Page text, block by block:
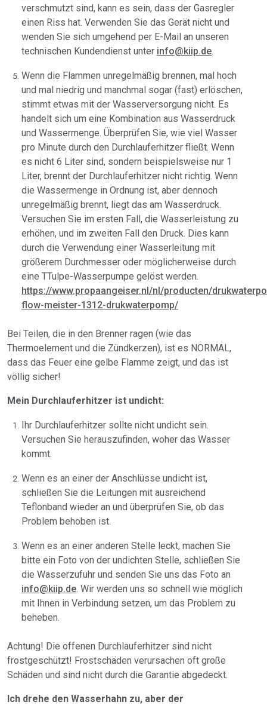
verschmutzt sind, kann es sein, dass der Gasregler
einen Riss hat. Verwenden Sie das Gerät nicht und
wenden Sie sich umgehend per E-Mail an unseren
technischen Kundendienst unter info@kiip.de.
Wenn die Flammen unregelmäßig brennen, mal hoch
und mal niedrig und manchmal sogar (fast) erlöschen,
stimmt etwas mit der Wasserversorgung nicht. Es
handelt sich um eine Kombination aus Wasserdruck
und Wassermenge. Überprüfen Sie, wie viel Wasser
pro Minute durch den Durchlauferhitzer fließt. Wenn
es nicht 6 Liter sind, sondern beispielsweise nur 1
Liter, brennt der Durchlauferhitzer nicht richtig. Wenn
die Wassermenge in Ordnung ist, aber dennoch
unregelmäßig brennt, liegt das am Wasserdruck.
Versuchen Sie im ersten Fall, die Wasserleistung zu
erhöhen, und im zweiten Fall den Druck. Dies kann
durch die Verwendung einer Wasserleitung mit
größerem Durchmesser oder möglicherweise durch
eine TTulpe-Wasserpumpe gelöst werden.
https://www.propaangeiser.nl/nl/producten/
flow-meister-1312-drukwaterpomp/
Bei Teilen, die in den Brenner ragen (wie das
Thermoelement und die Zündkerzen), ist es NORMAL,
dass das Feuer eine gelbe Flamme zeigt, und das ist
völlig sicher!
Mein Durchlauferhitzer ist undicht:
Ihr Durchlauferhitzer sollte nicht undicht sein.
Versuchen Sie herauszufinden, woher das Wasser
kommt.
Wenn es an einer der Anschlüsse undicht ist,
schließen Sie die Leitungen mit ausreichend
Teflonband wieder an und überprüfen Sie, ob das
Problem behoben ist.
Wenn es an einer anderen Stelle leckt, machen Sie
bitte ein Foto von der undichten Stelle, schließen Sie
die Wasserzufuhr und senden Sie uns das Foto an
info@kiip.de. Wir werden uns so schnell wie möglich
mit Ihnen in Verbindung setzen, um das Problem zu
beheben.
Achtung! Die offenen Durchlauferhitzer sind nicht
frostgeschützt! Frostschäden verursachen oft große
Schäden und sind nicht durch die Garantie abgedeckt.
Ich drehe den Wasserhahn zu, aber der